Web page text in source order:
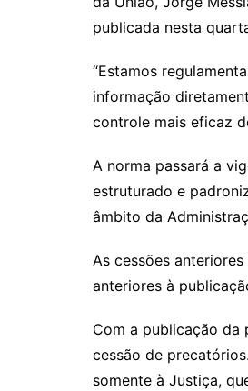
publicada nesta
“Estamos
informação
controle mais eficaz
A norma passará a
estruturado e
âmbito da
As cessões
anteriores à
Com a publicação da
cessão de
somente à Justiça,